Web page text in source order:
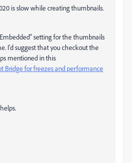
is slow while creating thumbnails.
setting for the thumbnails
I'd suggest that you checkout the
mentioned in this
Bridge for freezes and performance